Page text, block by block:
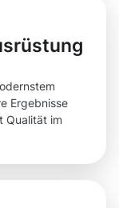
Ergebnisse
Qualität im